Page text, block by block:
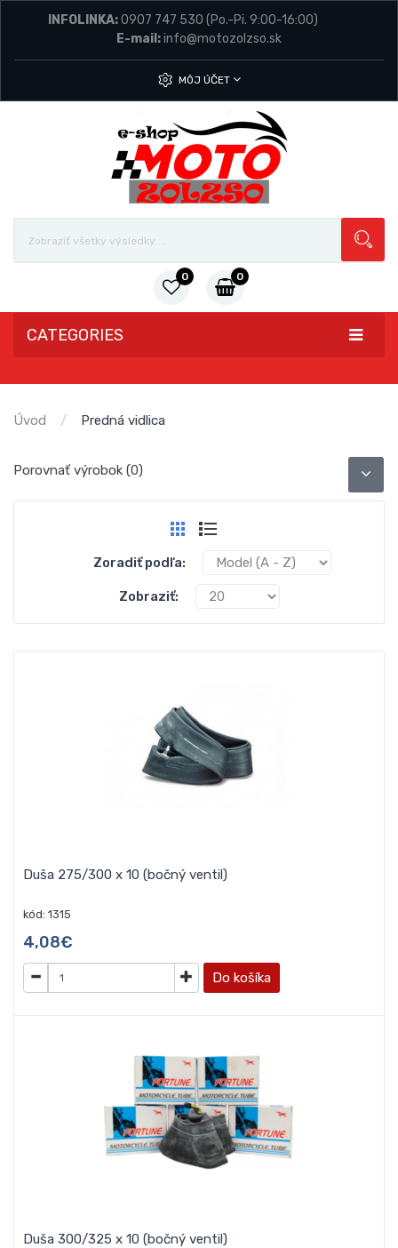
INFOLINKA:0907 747 530 (Po.-Pi. 9:00-16:00)
E-mail:info@motozolzso.sk
MÔJ ÚČET
0 0
CATEGORIES
Úvod Predná vidlica
Porovnať výrobok (0)
Zoradiť podľa:
Zobraziť:
Duša 275/300 x 10 (bočný ventil)
kód: 1315
4,08€
Do košíka
Duša 300/325 x 10 (bočný ventil)